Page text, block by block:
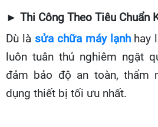
► Thi Công Theo Tiêu Chuẩn
Dù là sửa chữa máy lạnhhay
luôn tuân thủ nghiêm ngặt
đảm bảo độ an toàn, thẩm
dụng thiết bị tối ưu nhất.